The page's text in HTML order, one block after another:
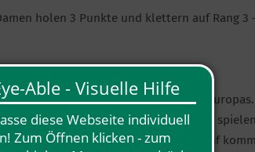
holen 3 Punkte und klettern auf Rang
ist die größte Mannschafts-Golfliga
Club an. Bei den Herren
Damen sind es sechs Spielerinnen, fünf